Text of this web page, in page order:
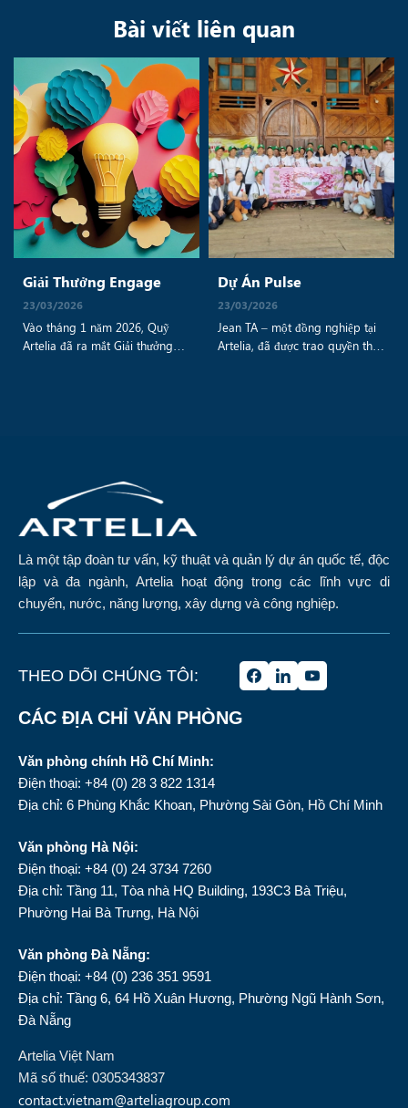
Bài viết liên quan
Giải Thưởng Engage
23/03/2026
Vào tháng 1 năm 2026, Quỹ
Artelia đã ra mắt Giải thưởng
Dự Án Pulse
23/03/2026
Jean TA – một đồng nghiệp tại
Artelia, đã được trao quyền thực
Là một tập đoàn tư vấn, kỹ thuật và quản lý dự án quốc tế, độc
lập và đa ngành, Artelia hoạt động trong các lĩnh vực di
chuyển, nước, năng lượng, xây dựng và công nghiệp.
THEO DÕI CHÚNG TÔI:
CÁC ĐỊA CHỈ VĂN PHÒNG
Văn phòng chính Hồ Chí Minh:
Điện thoại: +84 (0) 28 3 822 1314
Địa chỉ: 6 Phùng Khắc Khoan, Phường Sài Gòn, Hồ Chí Minh
Văn phòng Hà Nội:
Điện thoại: +84 (0) 24 3734 7260
Địa chỉ: Tầng 11, Tòa nhà HQ Building, 193C3 Bà Triệu,
Phường Hai Bà Trưng, Hà Nội
Văn phòng Đà Nẵng:
Điện thoại: +84 (0) 236 351 9591
Địa chỉ: Tầng 6, 64 Hồ Xuân Hương, Phường Ngũ Hành Sơn,
Đà Nẵng
Artelia Việt Nam
Mã số thuế: 0305343837
contact.vietnam@arteliagroup.com